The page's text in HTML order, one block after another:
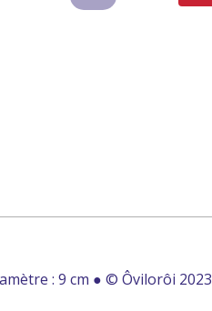
: 9 cm ● © Ôvilorôi 2023